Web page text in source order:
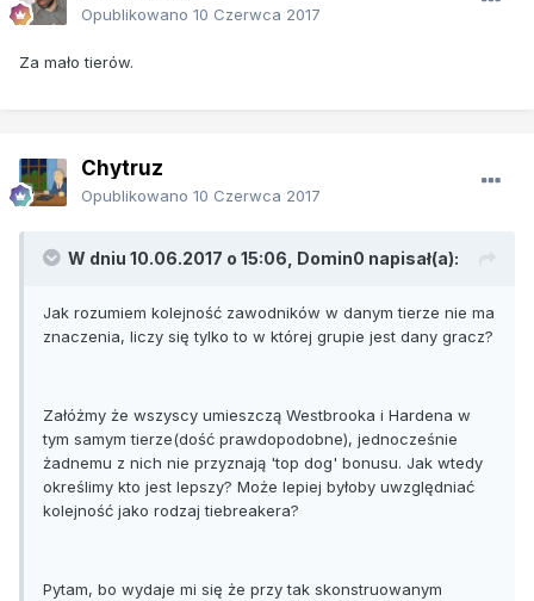
Opublikowano 10 Czerwca 2017
Za mało tierów.
Chytruz
Opublikowano 10 Czerwca 2017
W dniu 10.06.2017 o 15:06, Domin0 napisał(a):
Jak rozumiem kolejność zawodników w danym tierze nie ma
znaczenia, liczy się tylko to w której grupie jest dany gracz?
Załóżmy że wszyscy umieszczą Westbrooka i Hardena w
tym samym tierze(dość prawdopodobne), jednocześnie
żadnemu z nich nie przyznają 'top dog' bonusu. Jak wtedy
określimy kto jest lepszy? Może lepiej byłoby uwzględniać
kolejność jako rodzaj tiebreakera?
Pytam, bo wydaje mi się że przy tak skonstruowanym